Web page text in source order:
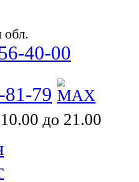
40-00
81-79
до 21.00